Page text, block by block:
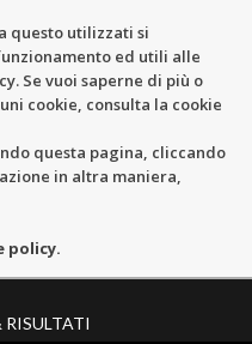
questo utilizzati si
ed utili alle
Se vuoi saperne di più o
cookie, consulta la cookie
questa pagina, cliccando
in altra maniera,
policy.